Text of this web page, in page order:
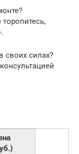
своих силах?